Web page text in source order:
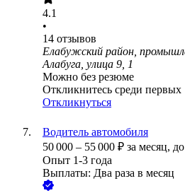
4.1
•
14 отзывов
Елабужский район,
Алабуга, улица 9, 1
Можно без резюме
Откликнитесь среди первых
Откликнуться
Водитель автомобиля
50 000 – 55 000 ₽ за месяц,
Опыт 1-3 года
Выплаты: Два раза в месяц